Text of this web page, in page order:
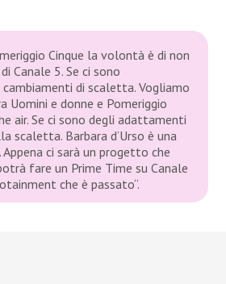
Cinque la volontà è di non
Canale 5. Se ci sono
di scaletta. Vogliamo
Uomini e donne e Pomeriggio
air. Se ci sono degli adattamenti
scaletta. Barbara d’Urso è una
ci sarà un progetto che
fare un Prime Time su Canale
che è passato“.